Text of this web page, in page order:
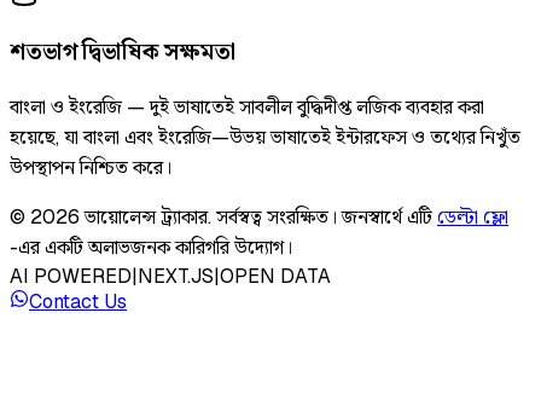
শতভাগ দ্বিভাষিক সক্ষমতা
বাংলা ও ইংরেজি — দুই ভাষাতেই সাবলীল বুদ্ধিদীপ্ত লজিক ব্যবহার করা
হয়েছে, যা বাংলা এবং ইংরেজি—উভয় ভাষাতেই ইন্টারফেস ও তথ্যের নিখুঁত
উপস্থাপন নিশ্চিত করে।
© 2026 ভায়োলেন্স ট্র্যাকার.সর্বস্বত্ব সংরক্ষিত। জনস্বার্থে এটিডেল্টা ফ্লো
-এর একটি অলাভজনক কারিগরি উদ্যোগ।
AI POWERED|NEXT.JS|OPEN DATA
Contact Us